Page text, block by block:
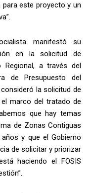
este proyecto y un
manifestó su
en la solicitud de
a través del
de Presupuesto del
la solicitud de
marco del tratado de
que hay temas
de Zonas Contiguas
y que el Gobierno
de solicitar y priorizar
haciendo el FOSIS